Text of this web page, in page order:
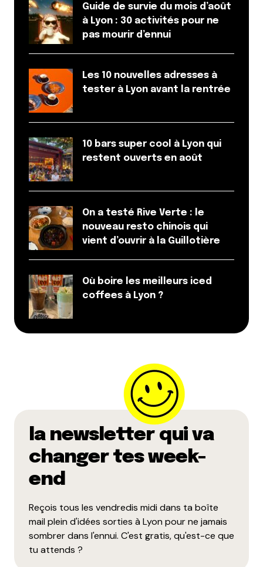
Guide de survie du mois d’août
à Lyon : 30 activités pour ne
pas mourir d’ennui
Les 10 nouvelles adresses à
tester à Lyon avant la rentrée
10 bars super cool à Lyon qui
restent ouverts en août
On a testé Rive Verte : le
nouveau resto chinois qui
vient d’ouvrir à la Guillotière
Où boire les meilleurs iced
coffees à Lyon ?
la newsletter qui va
changer tes week-
end
Reçois tous les vendredis midi dans ta boîte
mail plein d'idées sorties à Lyon pour ne jamais
sombrer dans l'ennui. C'est gratis, qu'est-ce que
tu attends ?